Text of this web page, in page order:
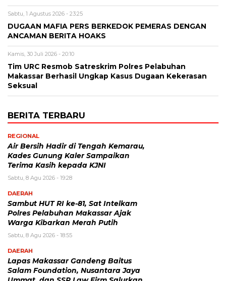
Sabtu, 1 Agustus 2026 - 23:25
DUGAAN MAFIA PERS BERKEDOK PEMERAS DENGAN
ANCAMAN BERITA HOAKS
Kamis, 30 Juli 2026 - 20:10
Tim URC Resmob Satreskrim Polres Pelabuhan
Makassar Berhasil Ungkap Kasus Dugaan Kekerasan
Seksual
BERITA TERBARU
REGIONAL
Air Bersih Hadir di Tengah Kemarau,
Kades Gunung Kaler Sampaikan
Terima Kasih kepada KJNI
Sabtu, 8 Agu 2026 - 19:28
DAERAH
Sambut HUT RI ke-81, Sat Intelkam
Polres Pelabuhan Makassar Ajak
Warga Kibarkan Merah Putih
Sabtu, 8 Agu 2026 - 18:55
DAERAH
Lapas Makassar Gandeng Baitus
Salam Foundation, Nusantara Jaya